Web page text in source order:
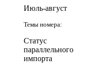
Июль-август
Темы номера:
Статус
параллельного
импорта